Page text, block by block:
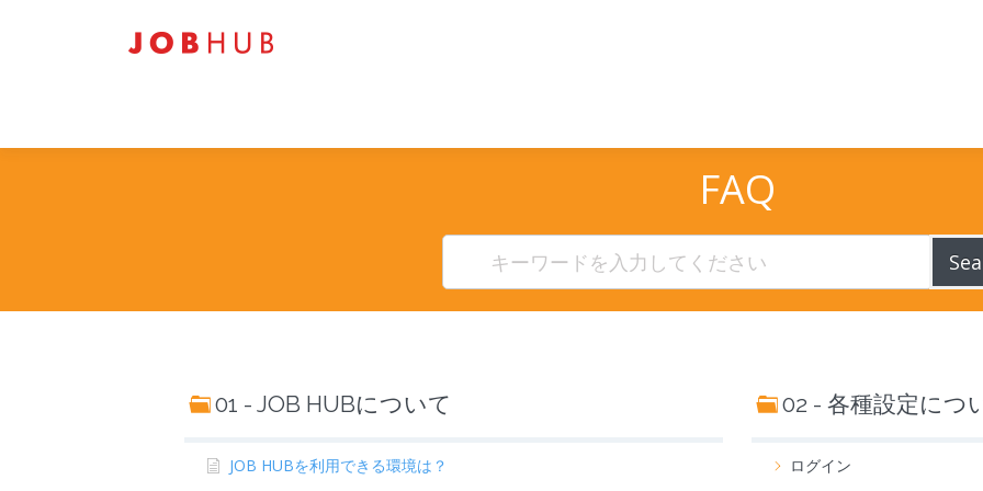
FAQ
01 - JOB HUBについて
JOB HUBを利用できる環境は？
02 - 各種設定につ
ログイン